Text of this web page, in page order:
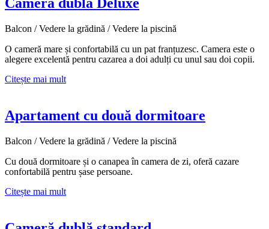
Cameră dublă Deluxe
Balcon / Vedere la grădină / Vedere la piscină
O cameră mare și confortabilă cu un pat franțuzesc. Camera este o
alegere excelentă pentru cazarea a doi adulți cu unul sau doi copii.
Citește mai mult
Apartament cu două dormitoare
Balcon / Vedere la grădină / Vedere la piscină
Cu două dormitoare și o canapea în camera de zi, oferă cazare
confortabilă pentru șase persoane.
Citește mai mult